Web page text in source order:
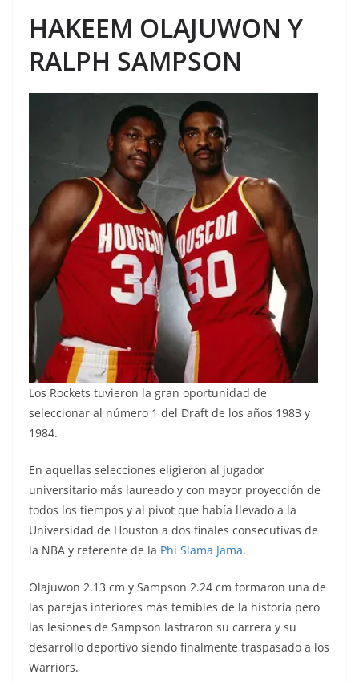
HAKEEM OLAJUWON Y
RALPH SAMPSON
Los Rockets tuvieron la gran oportunidad de
seleccionar al número 1 del Draft de los años 1983 y
1984.
En aquellas selecciones eligieron al jugador
universitario más laureado y con mayor proyección de
todos los tiempos y al pivot que había llevado a la
Universidad de Houston a dos finales consecutivas de
la NBA y referente de la Phi Slama Jama.
Olajuwon 2.13 cm y Sampson 2.24 cm formaron una de
las parejas interiores más temibles de la historia pero
las lesiones de Sampson lastraron su carrera y su
desarrollo deportivo siendo finalmente traspasado a los
Warriors.